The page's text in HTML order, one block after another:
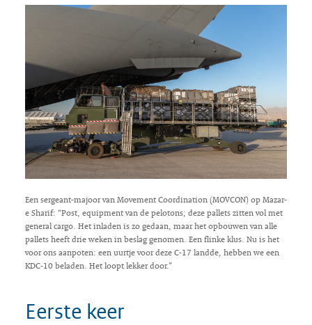
Een sergeant-majoor van Movement Coordination (MOVCON) op Mazar-
e Sharif: “Post, equipment van de pelotons; deze pallets zitten vol met
general cargo. Het inladen is zo gedaan, maar het opbouwen van alle
pallets heeft drie weken in beslag genomen. Een flinke klus. Nu is het
voor ons aanpoten: een uurtje voor deze C-17 landde, hebben we een
KDC-10 beladen. Het loopt lekker door.”
Eerste keer